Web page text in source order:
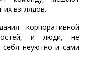
взглядов.
корпоративной
и люди, не
себя неуютно и сами